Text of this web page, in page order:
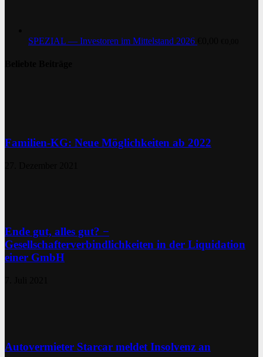
SPEZIAL — Investoren im Mittelstand 2026
Familien-KG: Neue Möglichkeiten ab 2022
Ende gut, alles gut? −
Gesellschafterverbindlichkeiten in der Liquidation
einer GmbH
Autovermieter Starcar meldet Insolvenz an